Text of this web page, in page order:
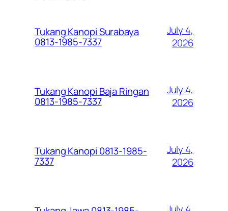
Tukang Kanopi Surabaya
0813-1985-7337
July 4,
2026
Tukang Kanopi Baja Ringan
0813-1985-7337
July 4,
2026
Tukang Kanopi 0813-1985-
7337
July 4,
2026